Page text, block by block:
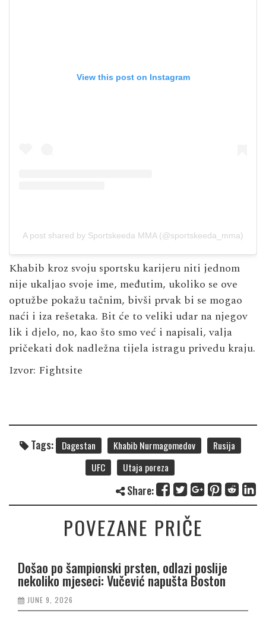
View this post on Instagram
A post shared by Sportskeeda MMA (@sportskeeda_mma)
Khabib kroz svoju sportsku karijeru niti jednom
nije ukaljao svoje ime, međutim, ukoliko se ove
optužbe pokažu tačnim, bivši prvak bi se mogao
naći i iza rešetaka. Bit će to veliki udar na njegov
lik i djelo, no, kao što smo već i napisali, valja
pričekati dok nadležna tijela istragu privedu kraju.
Izvor: Fightsite
Tags: Dagestan Khabib Nurmagomedov
Rusija
UFC
Utaja poreza
Share:
POVEZANE PRIČE
Došao po šampionski prsten, odlazi poslije
nekoliko mjeseci: Vučević napušta Boston
JUNE 9, 2026